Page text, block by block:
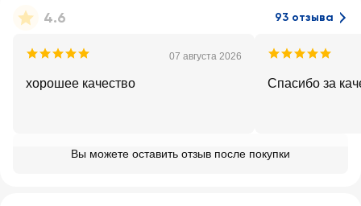
4.6 93 отзыва
07 августа 2026
хорошее качество Спасибо за
Вы можете оставить отзыв после покупки